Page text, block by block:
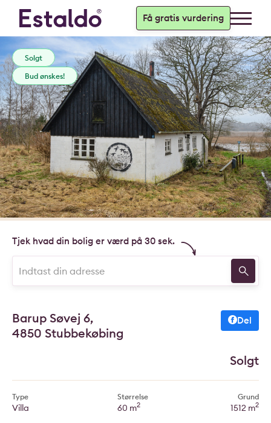
Få gratis vurdering
Solgt
Bud ønskes!
Tjek hvad din bolig er værd på 30 sek.
Barup Søvej 6,
4850 Stubbekøbing
Del
Solgt
Type
Villa
Størrelse
60 m2
Grund
1512 m2